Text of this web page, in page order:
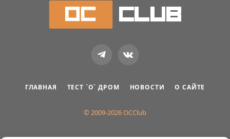
TelegramVKontakte
ГЛАВНАЯ ТЕСТ `О` ДРОМ НОВОСТИ О САЙТЕ
© 2009-2026 OCClub